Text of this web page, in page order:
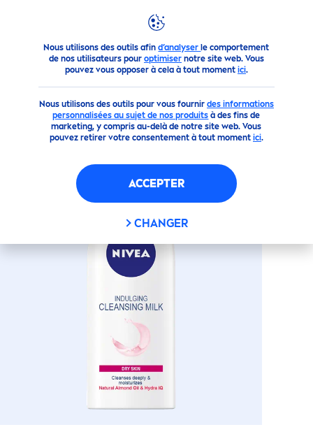
Nous utilisons des outils afind’analyser le comportement
de nos utilisateurs pour optimisernotre site web. Vous
pouvez vous opposer à cela à tout moment ici.
Nous utilisons des outils pour vous fournir des informations
personnalisées au sujet de nos produits à des fins de
marketing, y compris au-delà de notre site web. Vous
pouvez retirer votre consentement à tout moment ici.
ACCEPTER
CHANGER
(0)
LAIT DE TOILETTE A L'HUILE
D'AMANDE DOUCE